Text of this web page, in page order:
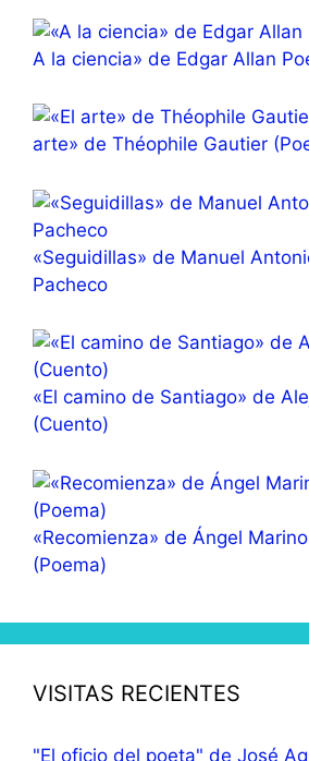
A la ciencia» de Edgar Allan
arte» de Théophile Gautier
«Seguidillas» de Manuel
Pacheco
«El camino de Santiago» de
(Cuento)
«Recomienza» de Ángel
(Poema)
VISITAS RECIENTES
"El oficio del poeta" de José